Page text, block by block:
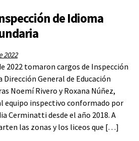
de Idioma
2022
2022 tomaron cargos de Inspección
General de Educación
Noemí Rivero y Roxana Núñez,
equipo inspectivo conformado por
Cerminatti desde el año 2018. A
las zonas y los liceos que […]